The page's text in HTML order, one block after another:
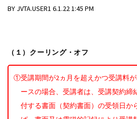
BY JVTA.USER1 6.1.22 1:45 PM
（１）クーリング・オフ
①受講期間が2ヵ月を超えかつ受講料
ースの場合、受講者は、受講契約締
付する書面（契約書面）の受領日か